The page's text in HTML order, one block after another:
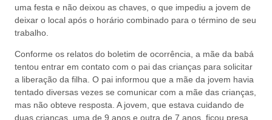
uma festa e não deixou as chaves, o que impediu a jovem de
deixar o local após o horário combinado para o término de seu
trabalho.
Conforme os relatos do boletim de ocorrência, a mãe da babá
tentou entrar em contato com o pai das crianças para solicitar
a liberação da filha. O pai informou que a mãe da jovem havia
tentado diversas vezes se comunicar com a mãe das crianças,
mas não obteve resposta. A jovem, que estava cuidando de
duas crianças, uma de 9 anos e outra de 7 anos, ficou presa